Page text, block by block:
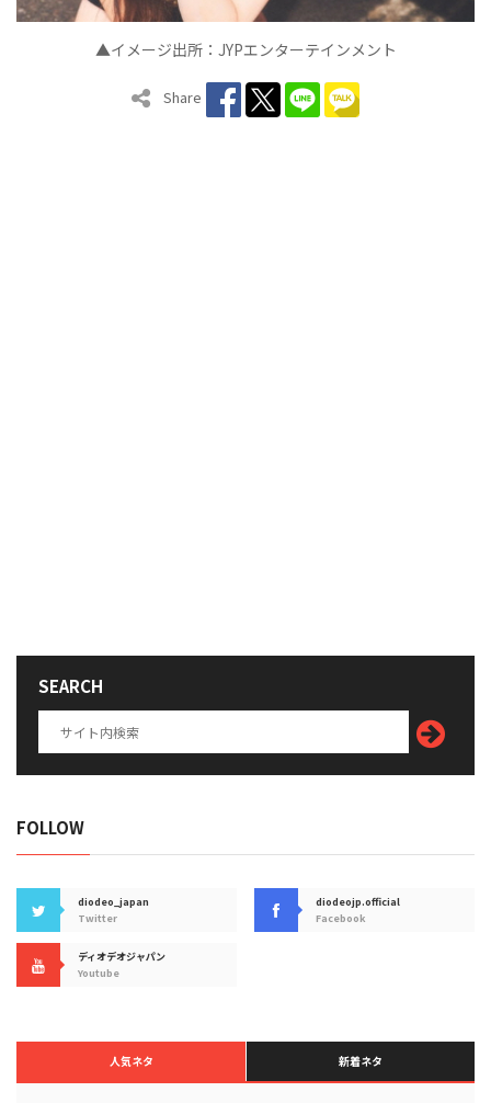
▲イメージ出所：JYPエンターテインメント
Share
SEARCH
FOLLOW
diodeo_japan
Twitter
diodeojp.official
Facebook
ディオデオジャパン
Youtube
人気ネタ 新着ネタ